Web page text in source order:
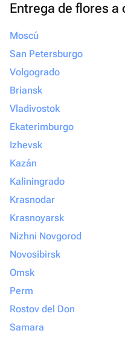
Entrega de flores a
Moscú
San Petersburgo
Volgogrado
Briansk
Vladivostok
Ekaterimburgo
Izhevsk
Kazán
Kaliningrado
Krasnodar
Krasnoyarsk
Nizhni Novgorod
Novosibirsk
Omsk
Perm
Rostov del Don
Samara